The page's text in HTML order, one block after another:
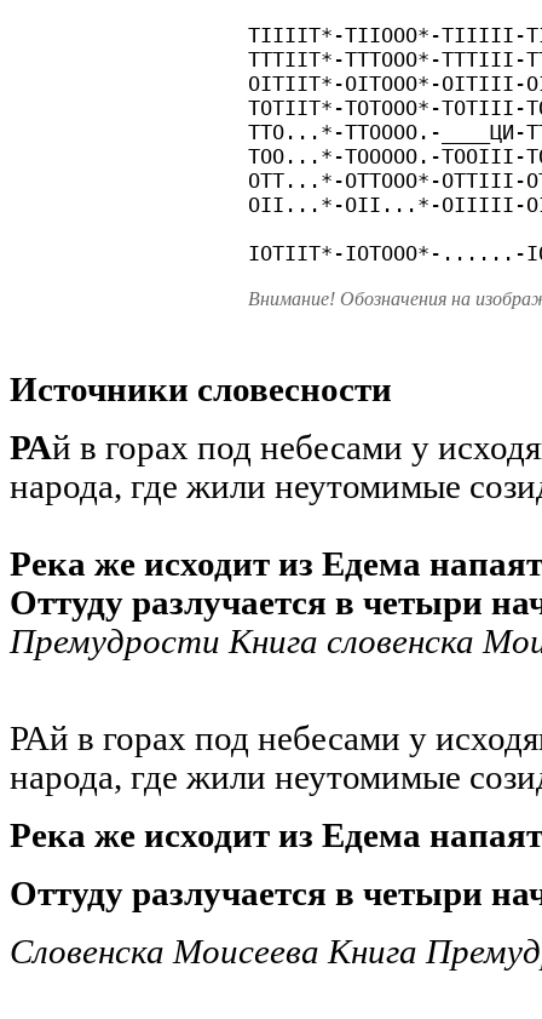
TIIIIT*-TIIOOO*-TIIIII-
TTTIIT*-TTTOOO*-TTTIII-
OITIIT*-OITOOO*-OITIII-
TOTIIT*-TOTOOO*-TOTIII-
TTO...*-TTOOOO.-____ЦИ-
TOO...*-TOOOOO.-
OTT...*-OTTOOO*-OTTIII-
OII...*-OII...*-OIIIII-
IOTIIT*-IOTOOO*-......-
Внимание! Обозначения на
Источники словесности
РАй в горах под небесами у
народа, где жили неутомимые
Река же исходит из Едема
Оттуду разлучается в четыри
Премудрости Книга словенска
РАй в горах под небесами у
народа, где жили неутомимые
Река же исходит из Едема
Оттуду разлучается в четыри
Словенска Моисеева Книга